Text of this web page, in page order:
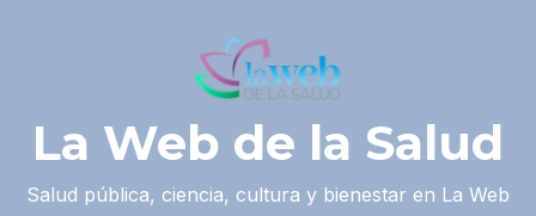
La Web de la Salud
Salud pública, ciencia, cultura y bienestar en La Web